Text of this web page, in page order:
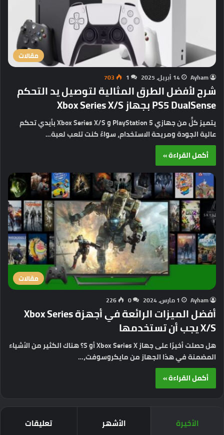
مقالات
Ayham 14 أبريل، 2025 1
703
شرح لأفضل الطرق المثالية لتوصيل يد التحكم
PS5 DualSense بجهاز Xbox Series X/S
يتميز كلٌّ من جهازي PlayStation 5 و Xbox Series X/S بأيدي تحكم
عالية الجودة ومريحة الاستخدام، سواءً كنت تلعب لعبة…
أكمل القراءة »
مقالات
Ayham 1 مارس، 2024 0
226
أفضل الميزات الرائعة في أجهزة Xbox Series
X/S يجب أن تستخدمها
هل حصلت أخيرًا على جهاز Xbox Series X أو S؟ هناك الكثير من الأشياء
المضمنة في هذا الجهاز من مايكروسوفت،…
أكمل القراءة »
الأخيرة الأشهر تعليقات